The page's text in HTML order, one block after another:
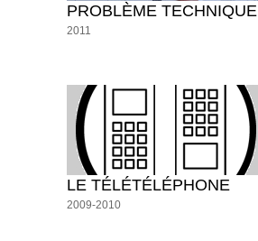
PROBLÈME TECHNIQUE
2011
LE TÉLÉTÉLÉPHONE
2009-2010